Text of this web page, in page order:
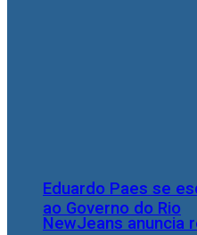
NewJeans anuncia
Eduardo Paes se
ao Governo do Rio